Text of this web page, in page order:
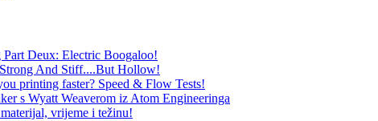
Deux: Electric Boogaloo!
And Stiff....But Hollow!
printing faster? Speed & Flow Tests!
s Wyatt Weaverom iz Atom Engineeringa
vrijeme i težinu!